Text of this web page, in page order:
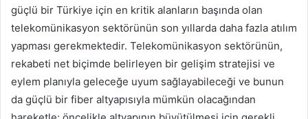
güçlü bir Türkiye için en kritik alanların başında olan
telekomünikasyon sektörünün son yıllarda daha fazla atılım
yapması gerekmektedir. Telekomünikasyon sektörünün,
rekabeti net biçimde belirleyen bir gelişim stratejisi ve
eylem planıyla geleceğe uyum sağlayabileceği ve bunun
da güçlü bir fiber altyapısıyla mümkün olacağından